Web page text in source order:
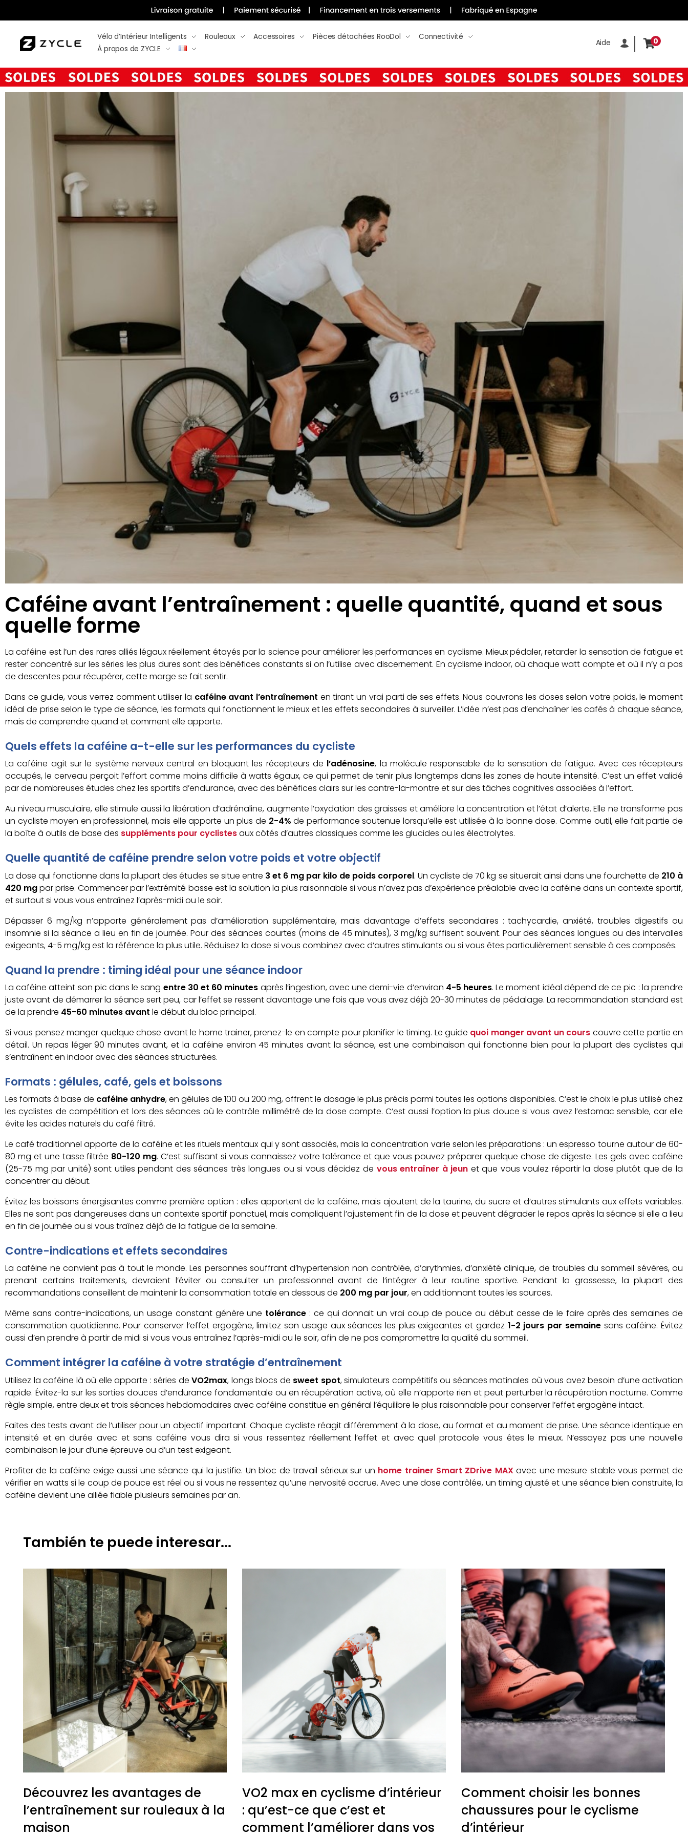
Vélo d’Intérieur Intelligents Rouleaux Accessoires Pièces détachées RooDol
Connectivité
À propos de ZYCLE
Aide 0
Caféine avant l’entraînement : quelle quantité, quand et sous
quelle forme
La caféine est l’un des rares alliés légaux réellement étayés par la science pour améliorer les performances en cyclisme. Mieux pédaler, retarder la sensation de fatigue et
rester concentré sur les séries les plus dures sont des bénéfices constants si on l’utilise avec discernement. En cyclisme indoor, où chaque watt compte et où il n’y a pas
de descentes pour récupérer, cette marge se fait sentir.
Dans ce guide, vous verrez comment utiliser la caféine avant l’entraînement en tirant un vrai parti de ses effets. Nous couvrons les doses selon votre poids, le moment
idéal de prise selon le type de séance, les formats qui fonctionnent le mieux et les effets secondaires à surveiller. L’idée n’est pas d’enchaîner les cafés à chaque séance,
mais de comprendre quand et comment elle apporte.
Quels effets la caféine a-t-elle sur les performances du cycliste
La caféine agit sur le système nerveux central en bloquant les récepteurs de l’adénosine, la molécule responsable de la sensation de fatigue. Avec ces récepteurs
occupés, le cerveau perçoit l’effort comme moins difficile à watts égaux, ce qui permet de tenir plus longtemps dans les zones de haute intensité. C’est un effet validé
par de nombreuses études chez les sportifs d’endurance, avec des bénéfices clairs sur les contre-la-montre et sur des tâches cognitives associées à l’effort.
Au niveau musculaire, elle stimule aussi la libération d’adrénaline, augmente l’oxydation des graisses et améliore la concentration et l’état d’alerte. Elle ne transforme pas
un cycliste moyen en professionnel, mais elle apporte un plus de 2-4% de performance soutenue lorsqu’elle est utilisée à la bonne dose. Comme outil, elle fait partie de
la boîte à outils de base des suppléments pour cyclistesaux côtés d’autres classiques comme les glucides ou les électrolytes.
Quelle quantité de caféine prendre selon votre poids et votre objectif
La dose qui fonctionne dans la plupart des études se situe entre 3 et 6 mg par kilo de poids corporel. Un cycliste de 70 kg se situerait ainsi dans une fourchette de 210 à
420 mgpar prise. Commencer par l’extrémité basse est la solution la plus raisonnable si vous n’avez pas d’expérience préalable avec la caféine dans un contexte sportif,
et surtout si vous vous entraînez l’après-midi ou le soir.
Dépasser 6 mg/kg n’apporte généralement pas d’amélioration supplémentaire, mais davantage d’effets secondaires : tachycardie, anxiété, troubles digestifs ou
insomnie si la séance a lieu en fin de journée. Pour des séances courtes (moins de 45 minutes), 3 mg/kg suffisent souvent. Pour des séances longues ou des intervalles
exigeants, 4-5 mg/kg est la référence la plus utile. Réduisez la dose si vous combinez avec d’autres stimulants ou si vous êtes particulièrement sensible à ces composés.
Quand la prendre : timing idéal pour une séance indoor
La caféine atteint son pic dans le sang entre 30 et 60 minutes après l’ingestion, avec une demi-vie d’environ 4-5 heures. Le moment idéal dépend de ce pic : la prendre
juste avant de démarrer la séance sert peu, car l’effet se ressent davantage une fois que vous avez déjà 20-30 minutes de pédalage. La recommandation standard est
de la prendre 45-60 minutes avant le début du bloc principal.
Si vous pensez manger quelque chose avant le home trainer, prenez-le en compte pour planifier le timing. Le guide quoi manger avant un cours couvre cette partie en
détail. Un repas léger 90 minutes avant, et la caféine environ 45 minutes avant la séance, est une combinaison qui fonctionne bien pour la plupart des cyclistes qui
s’entraînent en indoor avec des séances structurées.
Formats : gélules, café, gels et boissons
Les formats à base de caféine anhydre, en gélules de 100 ou 200 mg, offrent le dosage le plus précis parmi toutes les options disponibles. C’est le choix le plus utilisé chez
les cyclistes de compétition et lors des séances où le contrôle millimétré de la dose compte. C’est aussi l’option la plus douce si vous avez l’estomac sensible, car elle
évite les acides naturels du café filtré.
Le café traditionnel apporte de la caféine et les rituels mentaux qui y sont associés, mais la concentration varie selon les préparations : un espresso tourne autour de 60-
80 mg et une tasse filtrée 80-120 mg. C’est suffisant si vous connaissez votre tolérance et que vous pouvez préparer quelque chose de digeste. Les gels avec caféine
(25-75 mg par unité) sont utiles pendant des séances très longues ou si vous décidez de vous entraîner à jeun et que vous voulez répartir la dose plutôt que de la
concentrer au début.
Évitez les boissons énergisantes comme première option : elles apportent de la caféine, mais ajoutent de la taurine, du sucre et d’autres stimulants aux effets variables.
Elles ne sont pas dangereuses dans un contexte sportif ponctuel, mais compliquent l’ajustement fin de la dose et peuvent dégrader le repos après la séance si elle a lieu
en fin de journée ou si vous traînez déjà de la fatigue de la semaine.
Contre-indications et effets secondaires
La caféine ne convient pas à tout le monde. Les personnes souffrant d’hypertension non contrôlée, d’arythmies, d’anxiété clinique, de troubles du sommeil sévères, ou
prenant certains traitements, devraient l’éviter ou consulter un professionnel avant de l’intégrer à leur routine sportive. Pendant la grossesse, la plupart des
recommandations conseillent de maintenir la consommation totale en dessous de 200 mg par jour, en additionnant toutes les sources.
Même sans contre-indications, un usage constant génère une tolérance : ce qui donnait un vrai coup de pouce au début cesse de le faire après des semaines de
consommation quotidienne. Pour conserver l’effet ergogène, limitez son usage aux séances les plus exigeantes et gardez 1-2 jours par semainesans caféine. Évitez
aussi d’en prendre à partir de midi si vous vous entraînez l’après-midi ou le soir, afin de ne pas compromettre la qualité du sommeil.
Comment intégrer la caféine à votre stratégie d’entraînement
Utilisez la caféine là où elle apporte : séries de VO2max, longs blocs de sweet spot, simulateurs compétitifs ou séances matinales où vous avez besoin d’une activation
rapide. Évitez-la sur les sorties douces d’endurance fondamentale ou en récupération active, où elle n’apporte rien et peut perturber la récupération nocturne. Comme
règle simple, entre deux et trois séances hebdomadaires avec caféine constitue en général l’équilibre le plus raisonnable pour conserver l’effet ergogène intact.
Faites des tests avant de l’utiliser pour un objectif important. Chaque cycliste réagit différemment à la dose, au format et au moment de prise. Une séance identique en
intensité et en durée avec et sans caféine vous dira si vous ressentez réellement l’effet et avec quel protocole vous êtes le mieux. N’essayez pas une nouvelle
combinaison le jour d’une épreuve ou d’un test exigeant.
Profiter de la caféine exige aussi une séance qui la justifie. Un bloc de travail sérieux sur un home trainer Smart ZDrive MAXavec une mesure stable vous permet de
vérifier en watts si le coup de pouce est réel ou si vous ne ressentez qu’une nervosité accrue. Avec une dose contrôlée, un timing ajusté et une séance bien construite, la
caféine devient une alliée fiable plusieurs semaines par an.
También te puede interesar...
Découvrez les avantages de
l’entraînement sur rouleaux à la
maison
VO2 max en cyclisme d’intérieur
: qu’est-ce que c’est et
comment l’améliorer dans vos
Comment choisir les bonnes
chaussures pour le cyclisme
d’intérieur